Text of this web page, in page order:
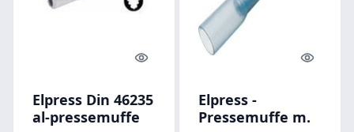
Quick look
Elpress Din 46235
al-pressemuffe
Quick
Elpress -
Pressemuffe m.